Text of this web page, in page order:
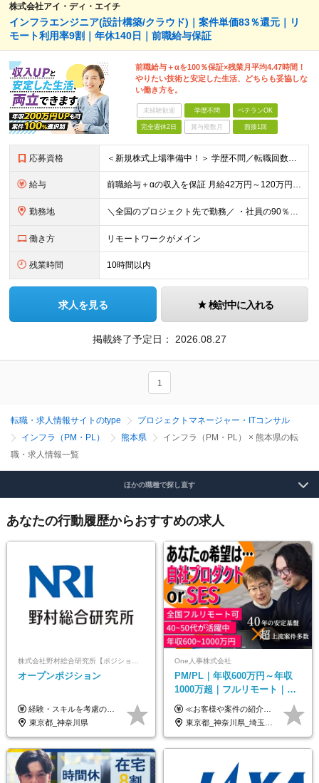
株式会社アイ・ディ・エイチ
インフラエンジニア(設計構築/クラウド)｜案件単価83％還元｜リ
モート利用率9割｜年休140日｜前職給与保証
前職給与＋αを100％保証×残業月平均4.47時間！
やりたい技術と安定した生活、どちらも妥協しな
い働き方を。
未経験歓迎 学歴不問 ベテランOK
完全週休2日 賞与複数月 面接1回
応募資格 ＜新規株式上場準備中！＞ 学歴不問／転職回数不問／第二新卒歓迎／20代～50代と幅広く活躍 ▼必須要件 ・何らかのシステム開発経験をお持ちの方（開発・インフラ不問） ▼歓迎条件 ・AWS/Azur
給与 前職給与＋αの収入を保証 月給42万円～120万円＋各種手当＋賞与 給与基準が明確かつ高還元です。 一人ひとりの生活が安定して活躍いただける環境を目指しています。 ※平均年収650万円 ・還元率8
勤務地 ＼全国のプロジェクト先で勤務／ ・社員の90％以上がリモートワークを導入 ・フルリモートで全国各地から勤務可 ‐勤務地は100%希望を反映 【本社】 埼玉県草加市谷塚町580-1 エスワンプラザ3F
働き方 リモートワークがメイン
残業時間 10時間以内
求人を見る 検討中に入れる
掲載終了予定日： 2026.08.27
1
転職・求人情報サイトのtype
プロジェクトマネージャー・ITコンサル
インフラ（PM・PL）
熊本県
インフラ（PM・PL） × 熊本県の転
職・求人情報一覧
ほかの職種で探し直す
あなたの行動履歴からおすすめの求人
株式会社野村総合研究所【ポジションマッチ登録】
オープンポジション
経験・スキルを考慮の上、決定します。
東京都_神奈川県
One人事株式会社
PM/PL｜年収600万円～年収
1000万超｜フルリモート｜
SIerへの変革期をリード＆自
社サービス
≪お客様や案件の紹介によりインセンティブを支給！≫ 月給40万円以上＋賞与年2回＋インセンティブ ◎経験やスキルを考慮の上、優遇します ◎上記月給は固定残業代月45時間分(月額9万1040円以上)を含みます。超過した場合は全額追加支給します ◎試用期間3カ月あり(給与や福利厚生等は同じです) ＜年収例＞ 36歳／PL（元SE）／580万円 / 官公庁向けWebシステム開発 ※メンバーから2年でPLへ昇格 41歳／SL／616万円 / メーカー向けWebサイト開発 46歳／PL／742万円 / 金融情報連携システム開発 52歳 / PM / 952万円 / 信販システムの再構築 55歳 / PM / 910万円 / 製造業向け基盤構築開発
東京都_神奈川県_埼玉県_千葉県_大阪府_愛知県_北海道_青森県_岩手県_宮城県_秋田県_山形県_福島県_茨城県_栃木県_群馬県_新潟県_山梨県_長野県_富山県_石川県_福井県_静岡県_岐阜県_三重県_兵庫県_京都府_滋賀県_奈良県_和歌山県_広島県_岡山県_鳥取県_島根県_山口県_徳島県_香川県_愛媛県_高知県_福岡県_熊本県_佐賀県_長崎県_大分県_宮崎県_鹿児島県_沖縄県